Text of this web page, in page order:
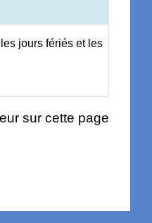
jours fériés et les
sur cette page